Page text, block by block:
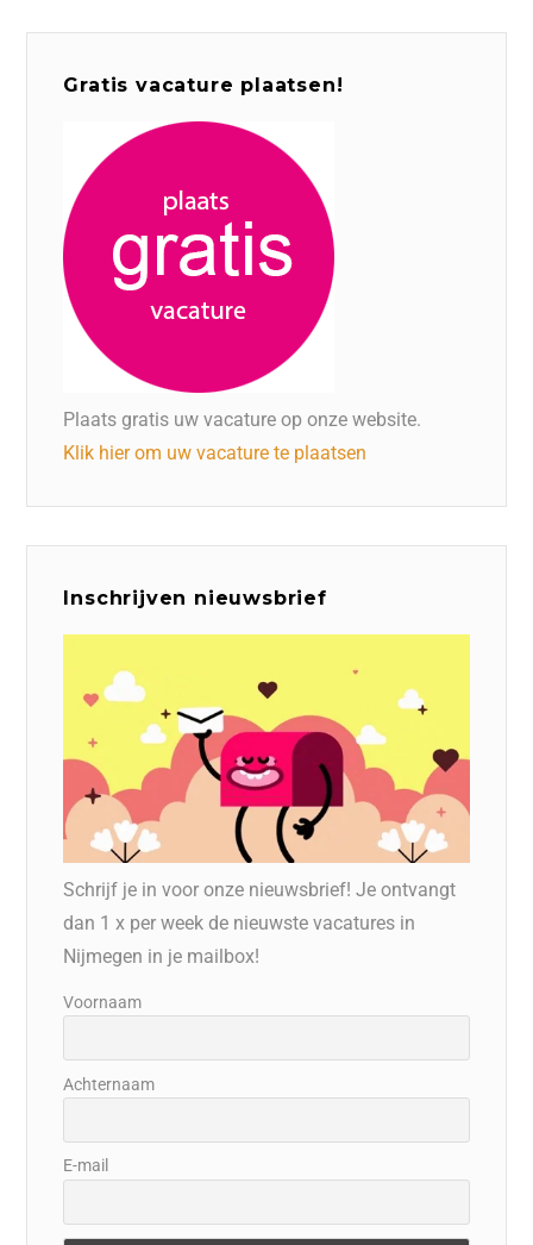
Gratis vacature plaatsen!
Plaats gratis uw vacature op onze website.
Klik hier om uw vacature te plaatsen
Inschrijven nieuwsbrief
Schrijf je in voor onze nieuwsbrief! Je ontvangt
dan 1 x per week de nieuwste vacatures in
Nijmegen in je mailbox!
Voornaam
Achternaam
E-mail